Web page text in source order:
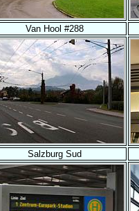
Van Hool #288
Salzburg Sud